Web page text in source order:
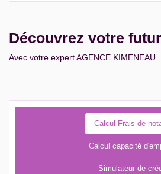
Découvrez votre
Avec votre expert AGENCE KIMENEAU
Calcul Frais de
Calcul capacité
Simulateur de